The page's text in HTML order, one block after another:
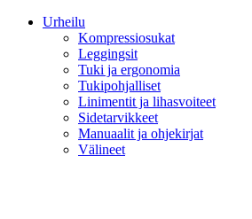
Urheilu
Kompressiosukat
Leggingsit
Tuki ja ergonomia
Tukipohjalliset
Linimentit ja lihasvoiteet
Sidetarvikkeet
Manuaalit ja ohjekirjat
Välineet